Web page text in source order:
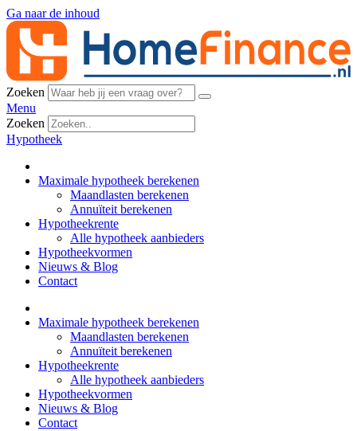
Ga naar de inhoud
Zoeken
Menu
Zoeken
Hypotheek
Maximale hypotheek berekenen
Maandlasten berekenen
Annuïteit berekenen
Hypotheekrente
Alle hypotheek aanbieders
Hypotheekvormen
Nieuws & Blog
Contact
Maximale hypotheek berekenen
Maandlasten berekenen
Annuïteit berekenen
Hypotheekrente
Alle hypotheek aanbieders
Hypotheekvormen
Nieuws & Blog
Contact